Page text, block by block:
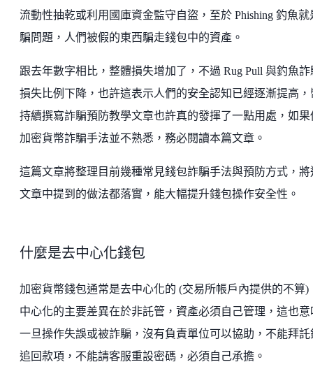
流動性抽乾或利用國庫資金監守自盜，至於 Phishing 釣魚就
騙問題，人們被假的東西騙走錢包中的資產。
跟去年數字相比，整體損失增加了，不過 Rug Pull 與釣魚詐
損失比例下降，也許這表示人們的安全認知已經逐漸提高，
持續撰寫詐騙預防教學文章也許真的發揮了一點用處，如果
加密貨幣詐騙手法並不熟悉，務必閱讀本篇文章。
這篇文章將整理目前幾種常見錢包詐騙手法與預防方式，將
文章中提到的做法都落實，能大幅提升錢包操作安全性。
什麼是去中心化錢包
加密貨幣錢包通常是去中心化的 (交易所帳戶內提供的不算)
中心化的主要差異在於非託管，資產必須自己管理，這也意
一旦操作失誤或被詐騙，沒有負責單位可以協助，不能拜託
追回款項，不能請客服重設密碼，必須自己承擔。